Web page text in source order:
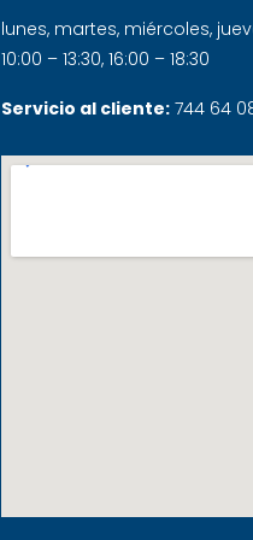
lunes, martes, miércoles,
10:00 – 13:30, 16:00 – 18:30
Servicio al cliente: 744 64